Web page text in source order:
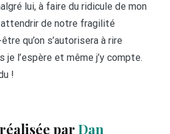
lui, à faire du ridicule de mon
de notre fragilité
qu’on s’autorisera à rire
je l’espère et même j’y compte.
!
par Dan